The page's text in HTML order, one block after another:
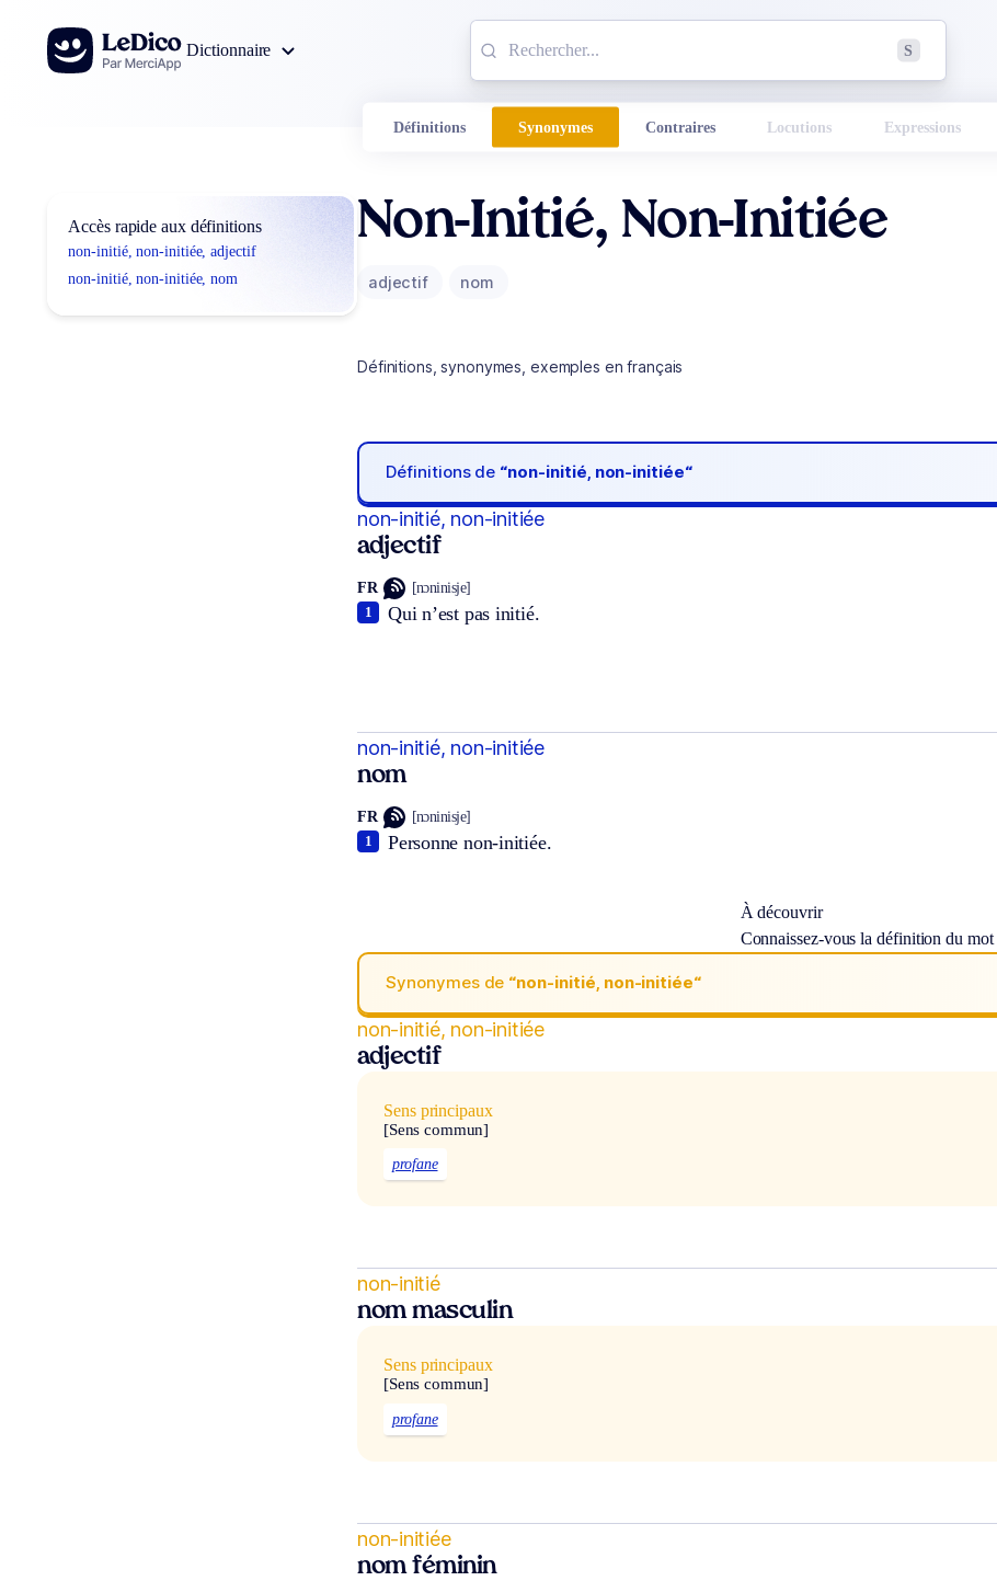
Aller au contenu
Dictionnaire
S
Définitions Synonymes Contraires Locutions Expressions
Accès rapide aux définitions
non-initié, non-initiée, adjectif
non-initié, non-initiée, nom
Non-Initié, Non-Initiée
adjectif nom
Définitions, synonymes, exemples en français
Définitions de “non-initié, non-initiée“
non-initié, non-initiée
adjectif
FR [nɔninisje]
Qui n’est pas initié.
1
non-initié, non-initiée
nom
FR [nɔninisje]
Personne non-initiée.
1
À découvrir
Connaissez-vous la définition du mot
Synonymes de “non-initié, non-initiée“
non-initié, non-initiée
adjectif
Sens principaux
[Sens commun]
profane
non-initié
nom masculin
Sens principaux
[Sens commun]
profane
non-initiée
nom féminin